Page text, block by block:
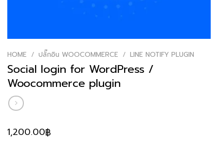
HOME / ปลั๊กอิน WOOCOMMERCE / LINE NOTIFY PLUGIN
Social login for WordPress /
Woocommerce plugin
1,200.00฿